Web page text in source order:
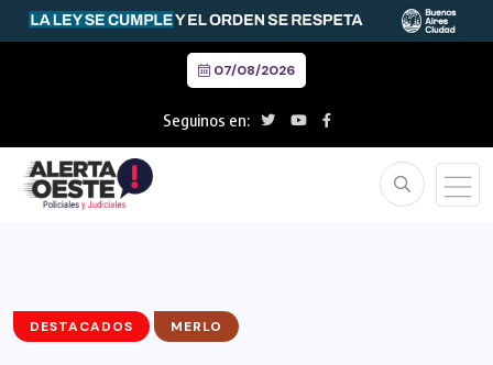
07/08/2026
Seguinos en:
DESTACADOS MERLO